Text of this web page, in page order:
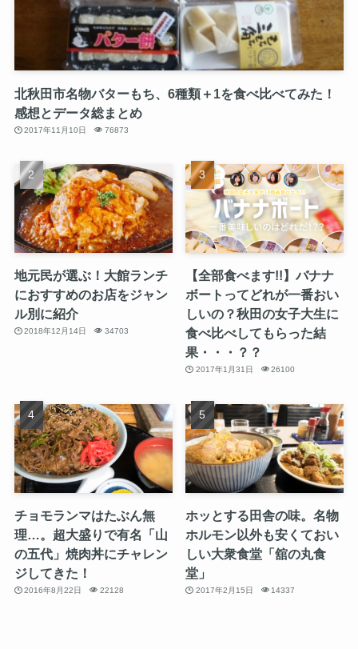
北秋田市名物バターもち、6種類＋1を食べ比べてみた！
感想とデータ総まとめ
2017年11月10日 76873
地元民が選ぶ！大館ランチ
におすすめのお店をジャン
ル別に紹介
2018年12月14日 34703
【全部食べます!!】バナナ
ボートってどれが一番おい
しいの？秋田の女子大生に
食べ比べしてもらった結
果・・・？？
2017年1月31日 26100
チョモランマはたぶん無
理…。超大盛りで有名「山
の五代」焼肉丼にチャレン
ジしてきた！
2016年8月22日 22128
ホッとする田舎の味。名物
ホルモン以外も安くておい
しい大衆食堂「舘の丸食
堂」
2017年2月15日 14337